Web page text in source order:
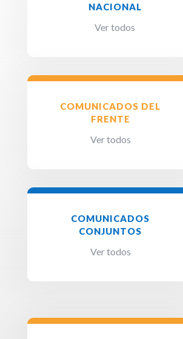
NACIONAL
Ver todos
COMUNICADOS DEL
FRENTE
Ver todos
COMUNICADOS
CONJUNTOS
Ver todos